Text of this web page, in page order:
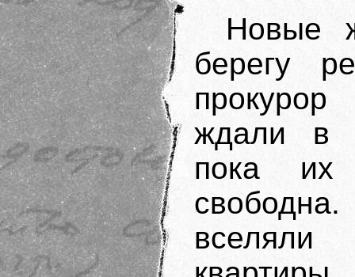
Новые
берегу
ждали в
пока их